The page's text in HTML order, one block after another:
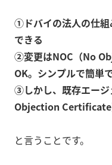
①ドバイの法人の仕組
できる
②変更はNOC（No
OK。シンプルで簡単で
③しかし、既存エージ
Objection Certificate
と言うことです。